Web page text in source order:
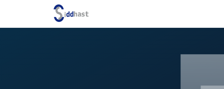
Search site via Google